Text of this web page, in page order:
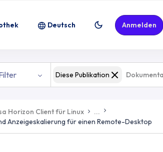
Deutsch Anmelden
Diese Publikation
Horizon Client für Linux
...
Anzeigeskalierung für einen Remote-Desktop